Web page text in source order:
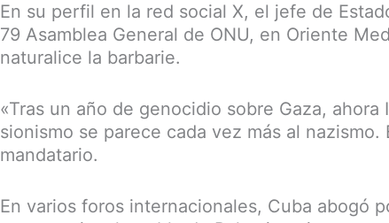
En su perfil en la red social X, el jefe de
79 Asamblea General de ONU, en Oriente
naturalice la barbarie.
«Tras un año de genocidio sobre Gaza,
sionismo se parece cada vez más al
mandatario.
En varios foros internacionales, Cuba abogó